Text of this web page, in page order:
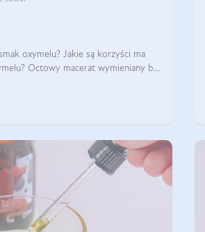
oxymelu? Jakie są korzyści ma
Octowy macerat wymieniany był